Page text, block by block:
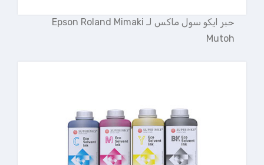
حبر ايكو سول ماكس لـ Epson Roland Mimaki
Mutoh